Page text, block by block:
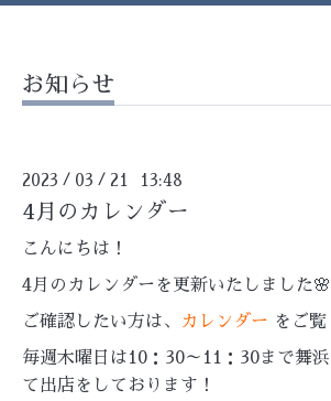
お知らせ
2023 / 03 / 21 13:48
4月のカレンダー
こんにちは！
4月のカレンダーを更新いたしました🌸
ご確認したい方は、 カレンダー をご覧
毎週木曜日は10：30～11：30まで舞
て出店をしております！